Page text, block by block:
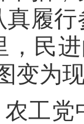
真履
，民
变为
农工